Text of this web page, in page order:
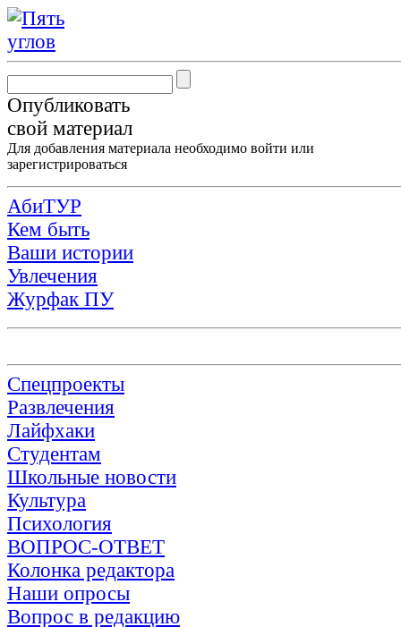
Опубликовать
свой материал
Для добавления материала необходимо войти или
зарегистрироваться
АбиТУР
Кем быть
Ваши истории
Увлечения
Журфак ПУ
Спецпроекты
Развлечения
Лайфхаки
Студентам
Школьные новости
Культура
Психология
ВОПРОС-ОТВЕТ
Колонка редактора
Наши опросы
Вопрос в редакцию